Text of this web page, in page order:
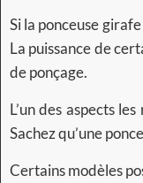
Si la ponceuse
La puissance de
de ponçage.
L’un des aspects
Sachez qu’une
Certains modèles